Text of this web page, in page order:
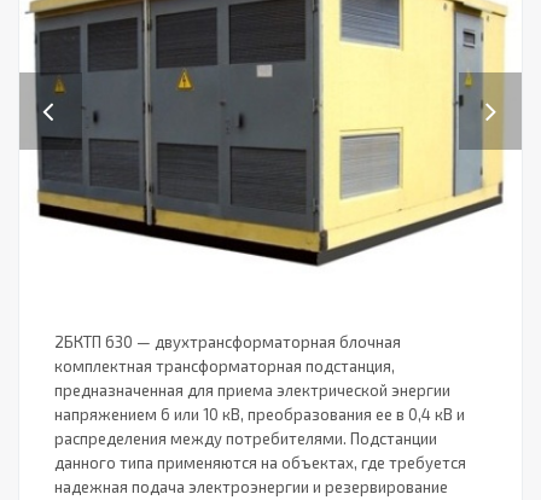
Previous
2БКТП 630 — двухтрансформаторная блочная
комплектная трансформаторная подстанция,
предназначенная для приема электрической энергии
напряжением 6 или 10 кВ, преобразования ее в 0,4 кВ и
распределения между потребителями. Подстанции
данного типа применяются на объектах, где требуется
надежная подача электроэнергии и резервирование